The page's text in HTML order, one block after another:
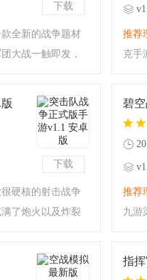
下载
全新的战争题材
大战一触即发，
战场，感兴趣的
推荐
克手
让
下载
硬核的射击战争
了炮火以及炸裂
魅力吗？来吧，
碧
推荐
九游
的
指